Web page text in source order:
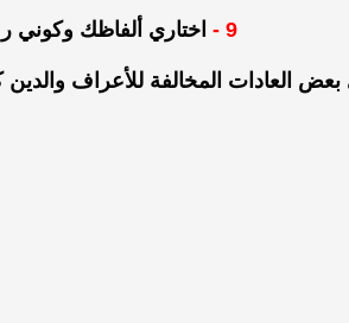
9 - اختاري ألفاظك
بعض العادات المخالفة للأعراف